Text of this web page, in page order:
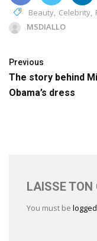
Beauty, Celebrity,
MSDIALLO
Previous
The story behind
Obama’s dress
LAISSE TON
You must be